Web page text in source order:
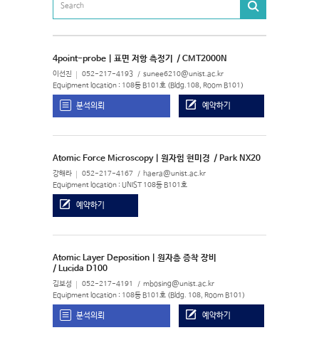
4point-probe | 표면 저항 측정기 / CMT2000N
이선진 052-217-4193 sunee6210@unist.ac.kr
Equipment location : 108동 B101호 (Bldg.108, Room B101)
분석의뢰 예약하기
Atomic Force Microscopy | 원자힘 현미경 / Park NX20
강해라 052-217-4167 haera@unist.ac.kr
Equipment location : UNIST 108동 B101호
예약하기
Atomic Layer Deposition | 원자층 증착 장비
/ Lucida D100
김보성 052-217-4191 mbosing@unist.ac.kr
Equipment location : 108동 B101호 (Bldg. 108, Room B101)
분석의뢰 예약하기